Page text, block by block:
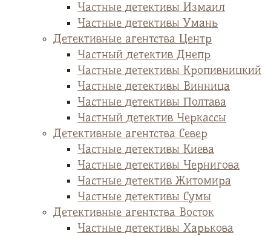
Частные детективы Измаил
Частные детективы Умань
Детективные агентства Центр
Частный детектив Днепр
Частные детективы Кропивницкий
Частные детективы Винница
Частные детективы Полтава
Частный детектив Черкассы
Детективные агентства Север
Частные детективы Киева
Частные детективы Чернигова
Частные детектив Житомира
Частные детективы Сумы
Детективные агентства Восток
Частные детективы Харькова